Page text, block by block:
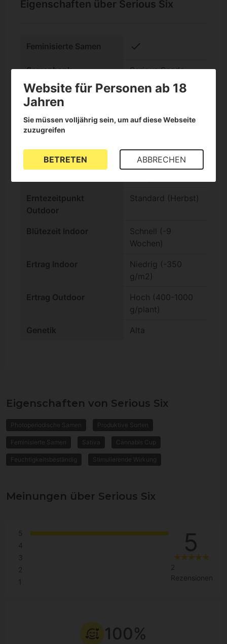
Eigenschaften über Serious Six
Feminisierte Samen check
Samenbank Serious Seeds
THC-Gehalt Hoch (15-25%)
Geschmack
Feuchtigkeitsbeständig check
Erntezeitpunkt
Outdoor
Standard (Herbst)
Blütezeit Indoor
Schnell (-9
Wochen)
Ertrag Indoor
Niedrig (-350
g/m2)
Ertrag Outdoor
Hoch (400-1000
g/plant)
Genetik Alta
Eigenschaften von Serious Six
Photoperiodische Samen Produktive Sorten
Feminisierte Samen Sativa Cannabis Cup
Feuchtigkeitsbeständig Stimulierende Wirkung
Meinungen über Serious Six
5
4
3
2
1
5
2
Rezensionen
100%
Website für Personen ab 18
Jahren
Sie müssen volljährig sein, um auf diese Webseite
zuzugreifen
BETRETEN ABBRECHEN